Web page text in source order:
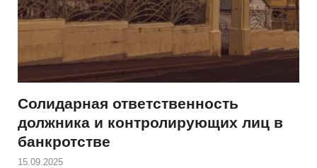
Солидарная ответственность
должника и контролирующих лиц в
банкротстве
15.09.2025